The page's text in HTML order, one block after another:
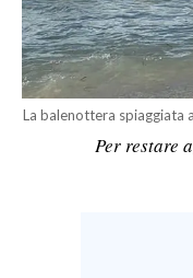
LAVORO
BANDI
SPORT IN SARDEGNA
La balenottera spiaggiata
Per restare